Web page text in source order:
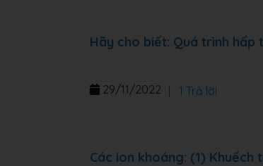
Hãy cho biết: Quá trình
29/11/2022 1 Trả lời
Các ion khoáng: (1)